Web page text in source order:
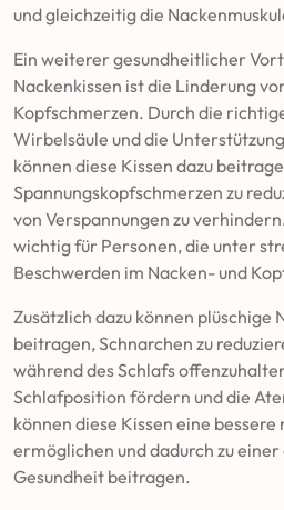
und gleichzeitig die
Ein weiterer gesundheitlicher
Nackenkissen ist die Linderung
Kopfschmerzen. Durch die
Wirbelsäule und die
können diese Kissen dazu
Spannungskopfschmerzen zu
von Verspannungen zu
wichtig für Personen, die unter
Beschwerden im Nacken- und
Zusätzlich dazu können plüschige
beitragen, Schnarchen zu
während des Schlafs
Schlafposition fördern und die
können diese Kissen eine
ermöglichen und dadurch zu
Gesundheit beitragen.